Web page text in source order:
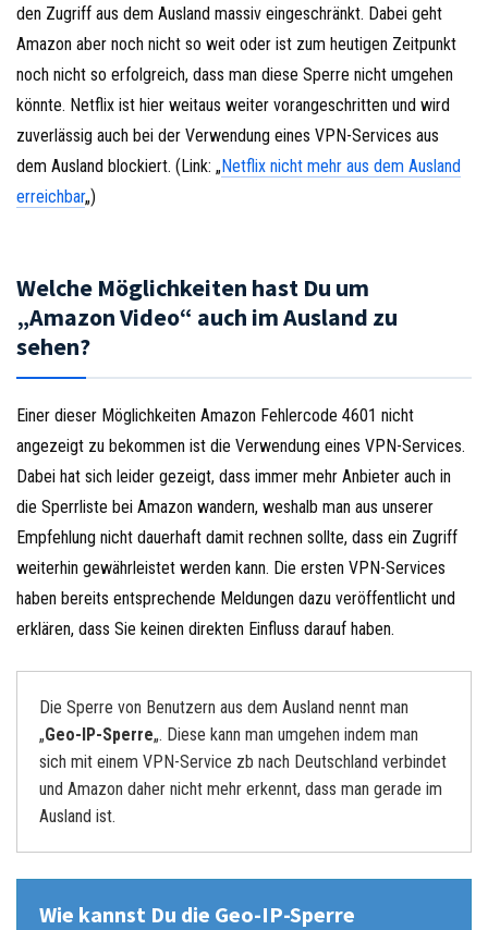
den Zugriff aus dem Ausland massiv eingeschränkt. Dabei geht
Amazon aber noch nicht so weit oder ist zum heutigen Zeitpunkt
noch nicht so erfolgreich, dass man diese Sperre nicht umgehen
könnte. Netflix ist hier weitaus weiter vorangeschritten und wird
zuverlässig auch bei der Verwendung eines VPN-Services aus
dem Ausland blockiert. (Link: „Netflix nicht mehr aus dem Ausland
erreichbar„)
Welche Möglichkeiten hast Du um
„Amazon Video“ auch im Ausland zu
sehen?
Einer dieser Möglichkeiten Amazon Fehlercode 4601 nicht
angezeigt zu bekommen ist die Verwendung eines VPN-Services.
Dabei hat sich leider gezeigt, dass immer mehr Anbieter auch in
die Sperrliste bei Amazon wandern, weshalb man aus unserer
Empfehlung nicht dauerhaft damit rechnen sollte, dass ein Zugriff
weiterhin gewährleistet werden kann. Die ersten VPN-Services
haben bereits entsprechende Meldungen dazu veröffentlicht und
erklären, dass Sie keinen direkten Einfluss darauf haben.
Die Sperre von Benutzern aus dem Ausland nennt man
„Geo-IP-Sperre„. Diese kann man umgehen indem man
sich mit einem VPN-Service zb nach Deutschland verbindet
und Amazon daher nicht mehr erkennt, dass man gerade im
Ausland ist.
Wie kannst Du die Geo-IP-Sperre